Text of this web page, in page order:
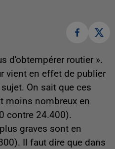
d'obtempérer routier ».
vient en effet de publier
On sait que ces
moins nombreux en
contre 24.400).
graves sont en
Il faut dire que dans